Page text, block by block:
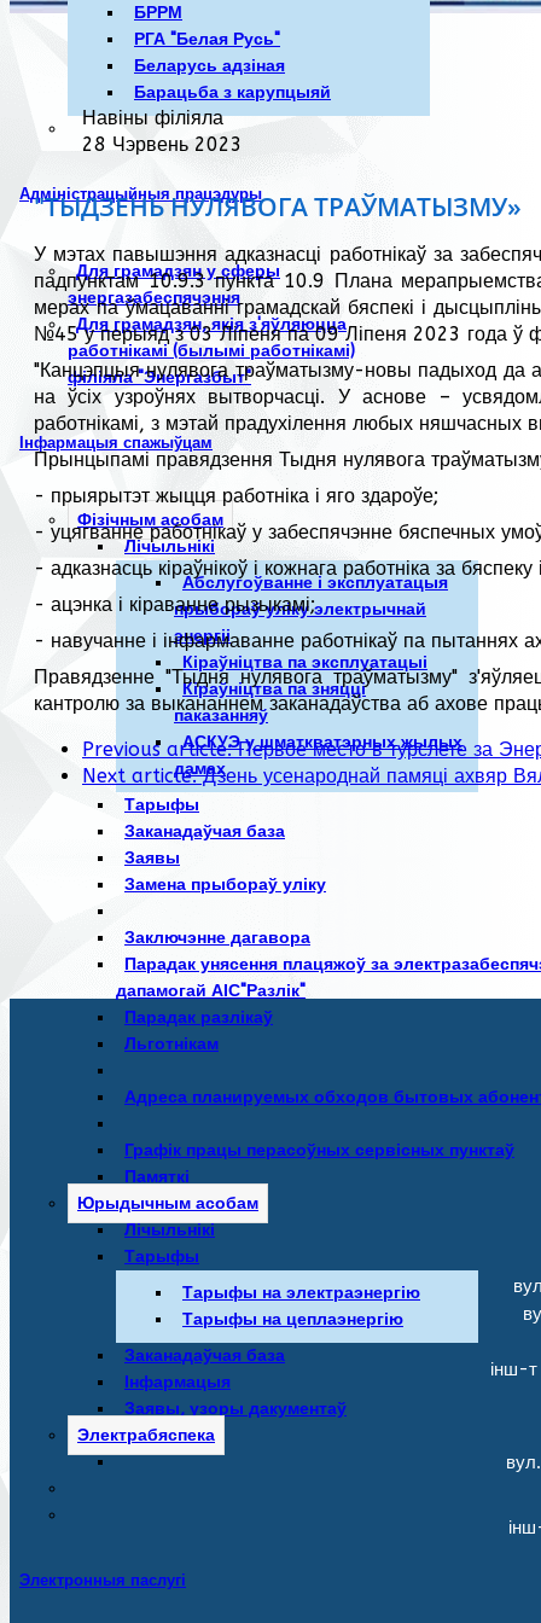
БРРМ
РГА "Белая Русь"
Беларусь адзіная
Барацьба з карупцыяй
Адміністрацыйныя працэдуры
Для грамадзян у сферы
энергазабеспячэння
Для грамадзян, якія з'яўляюцца
работнікамі (былымі работнікамі)
філіяла "Энергазбыт"
Інфармацыя спажыўцам
Фізічным асобам
Лічыльнікі
Абслугоўванне і эксплуатацыя
прыбораў уліку электрычнай
энергіі
Кіраўніцтва па эксплуатацыі
Кіраўніцтва па зняцці
паказанняў
АСКУЭ у шматкватэрных жылых
дамах
Тарыфы
Заканадаўчая база
Заявы
Замена прыбораў уліку
Заключэнне дагавора
Парадак унясення плацяжоў за
дапамогай АІС"Разлік"
Парадак разлікаў
Льготнікам
Адреса планируемых обходов бытовых
Графік працы перасоўных сервісных пунктаў
Памяткі
Юрыдычным асобам
Лічыльнікі
Тарыфы
Тарыфы на электраэнергію
Тарыфы на цеплаэнергію
Заканадаўчая база
Інфармацыя
Заявы, узоры дакументаў
Электрабяспека
Электронныя паслугі
Навіны філіяла
28 Чэрвень 2023
"ТЫДЗЕНЬ НУЛЯВОГА ТРАЎМАТЫЗМУ»
У мэтах павышэння адказнасці работнікаў за
падпунктам 10.9.3 пункта 10.9 Плана
мерах па ўмацаванні грамадскай бяспекі і
№45 у перыяд з 03 Ліпеня па 09 Ліпеня 2023 года ў
"Канцэпцыя нулявога траўматызму-новы падыход да
на ўсіх узроўнях вытворчасці. У аснове –
работнікамі, з мэтай прадухілення любых няшчасных
Прынцыпамі правядзення Тыдня нулявога
- прыярытэт жыцця работніка і яго здароўе;
- уцягванне работнікаў у забеспячэнне бяспечных
- адказнасць кіраўнікоў і кожнага работніка за
- ацэнка і кіраванне рызыкамі;
- навучанне і інфармаванне работнікаў па пытаннях
Правядзенне "Тыдня нулявога траўматызму"
кантролю за выкананнем заканадаўства аб ахове
Previous article: Первое место в турслете за
Next article: Дзень усенароднай памяці ахвяр
інш-